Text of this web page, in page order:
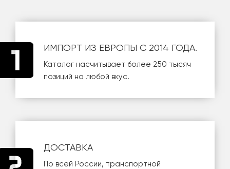
ИМПОРТ ИЗ ЕВРОПЫ С 2014 ГОДА.
Каталог насчитывает более 250 тысяч
позиций на любой вкус.
ДОСТАВКА
По всей России, транспортной